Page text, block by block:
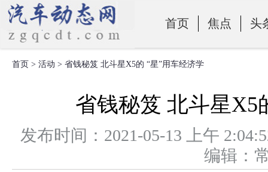
首页 焦点 头
零部件
首页 > 活动 > 省钱秘笈 北斗星X5的 “星”用车经济学
省钱秘笈 北斗星X5
发布时间：2021-05-13 上午
编辑